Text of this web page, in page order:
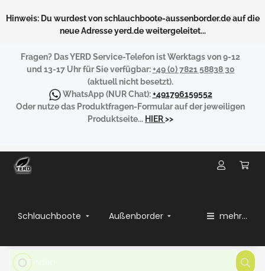
Hinweis: Du wurdest von schlauchboote-aussenborder.de auf die
neue Adresse yerd.de weitergeleitet...
Fragen? Das YERD Service-Telefon ist Werktags von 9-12
und 13-17 Uhr für Sie verfügbar:+49 (0) 7821 58838 30
(aktuell nicht besetzt).
WhatsApp(NUR Chat):+491796159552
Oder nutze das Produktfragen-Formular auf der jeweiligen
Produktseite... HIER>>
Schlauchboote Außenborder mehr...